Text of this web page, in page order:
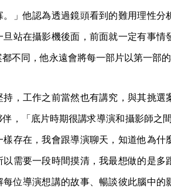
。」他認為透過鏡頭看到的難用理性分
旦站在攝影機後面，前面就一定有事
不同，他永遠會將每一部片以第一部的
持，工作之前當然也有講究，與其挑
，「底片時期很講求導演和攝影師之
樣存在，我會跟導演聊天，知道他為
以需要一段時間摸清，我最想做的是
每位導演想講的故事、暢談彼此腦中